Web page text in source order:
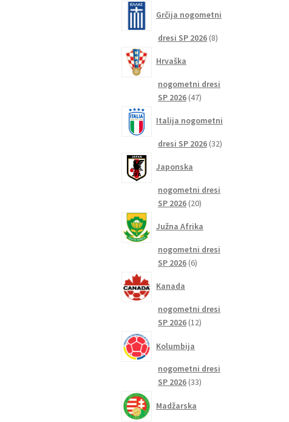
Grčija nogometni
dresi SP 2026 88
Hrvaška
nogometni dresi
SP 2026 4747
Italija nogometni
dresi SP 2026 3232
Japonska
nogometni dresi
SP 2026 2020
Južna Afrika
nogometni dresi
SP 2026 66
Kanada
nogometni dresi
SP 2026 1212
Kolumbija
nogometni dresi
SP 2026 3333
Madžarska